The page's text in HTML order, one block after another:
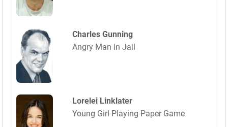
Charles Gunning
Angry Man in Jail
Lorelei Linklater
Young Girl Playing Paper Game